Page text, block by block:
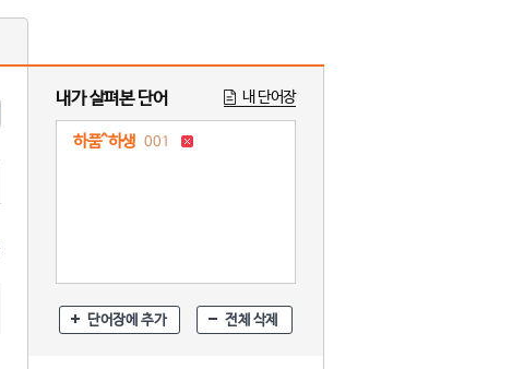
내가 살펴본 단어 내 단어장
하품^하생 001
단어장에 추가 전체 삭제